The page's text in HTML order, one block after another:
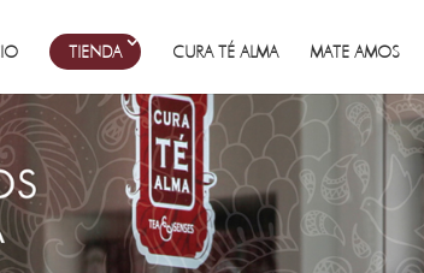
TIENDA CURA TÉ ALMA MATE AMOS